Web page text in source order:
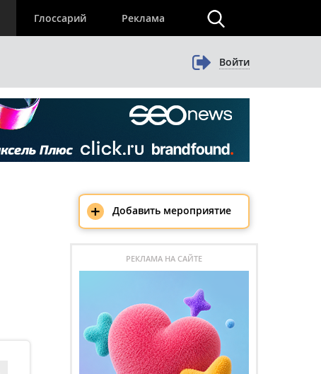
Глоссарий Реклама
Войти
+ Добавить мероприятие
РЕКЛАМА НА САЙТЕ